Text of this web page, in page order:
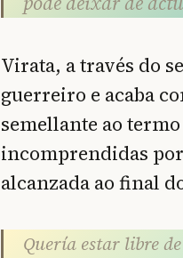
Virata, a través do
guerreiro e acaba
semellante ao
incomprendidas
alcanzada ao final
Quería estar libre